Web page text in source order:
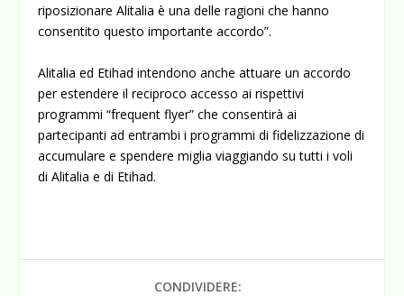
riposizionare Alitalia è una delle ragioni che hanno
consentito questo importante accordo”.
Alitalia ed Etihad intendono anche attuare un accordo
per estendere il reciproco accesso ai rispettivi
programmi “frequent flyer” che consentirà ai
partecipanti ad entrambi i programmi di fidelizzazione di
accumulare e spendere miglia viaggiando su tutti i voli
di Alitalia e di Etihad.
CONDIVIDERE: